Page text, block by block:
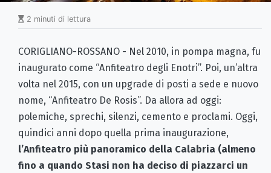
2 minuti di lettura
CORIGLIANO-ROSSANO - Nel 2010, in pompa magna, fu
inaugurato come “Anfiteatro degli Enotri”. Poi, un’altra
volta nel 2015, con un upgrade di posti a sede e nuovo
nome, “Anfiteatro De Rosis”. Da allora ad oggi:
polemiche, sprechi, silenzi, cemento e proclami. Oggi,
quindici anni dopo quella prima inaugurazione,
l’Anfiteatro più panoramico della Calabria (almeno
fino a quando Stasi non ha deciso di piazzarci un